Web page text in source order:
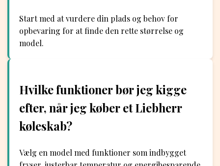
Start med at vurdere din plads og behov for
opbevaring for at finde den rette størrelse og
model.
Hvilke funktioner bør jeg kigge
efter, når jeg køber et Liebherr
køleskab?
Vælg en model med funktioner som indbygget